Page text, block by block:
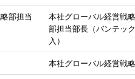
部担当
本社グローバル経営戦
部担当部長（バンテッ
入）
本社グローバル経営戦